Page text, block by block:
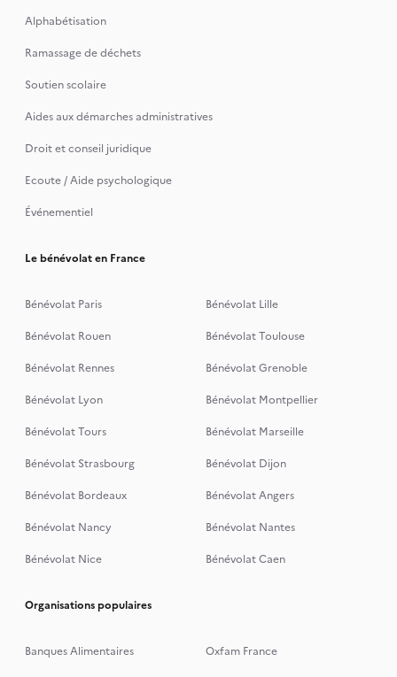
Alphabétisation
Ramassage de déchets
Soutien scolaire
Aides aux démarches administratives
Droit et conseil juridique
Ecoute / Aide psychologique
Événementiel
Le bénévolat en France
Bénévolat Paris
Bénévolat Lille
Bénévolat Rouen
Bénévolat Toulouse
Bénévolat Rennes
Bénévolat Grenoble
Bénévolat Lyon
Bénévolat Montpellier
Bénévolat Tours
Bénévolat Marseille
Bénévolat Strasbourg
Bénévolat Dijon
Bénévolat Bordeaux
Bénévolat Angers
Bénévolat Nancy
Bénévolat Nantes
Bénévolat Nice
Bénévolat Caen
Organisations populaires
Banques Alimentaires
Oxfam France